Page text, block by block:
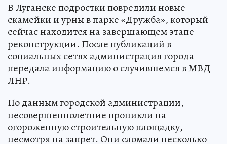
В Луганске подростки повредили новые
скамейки и урны в парке «Дружба», который
сейчас находится на завершающем этапе
реконструкции. После публикаций в
социальных сетях администрация города
передала информацию о случившемся в МВД
ЛНР.
По данным городской администрации,
несовершеннолетние проникли на
огороженную строительную площадку,
несмотря на запрет. Они сломали несколько